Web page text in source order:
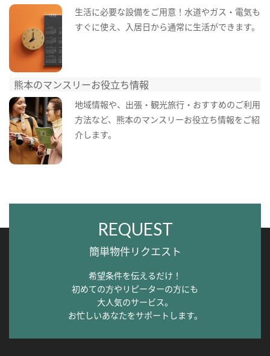
生活に必要な設備をご用意！水道やガス・電気も
すぐに使え、入居日から通常に生活ができます。
熊本のマンスリーお役立ち情報
地域情報や、出張・観光旅行・おすすめのご利用
方法など、熊本のマンスリーお役立ち情報をご紹
介します。
REQUEST
簡単物件リクエスト
希望条件を伝えるだけ！
初めての方やリピーターの方にも
大人気のサービス。
お忙しいあなたをサポートします。